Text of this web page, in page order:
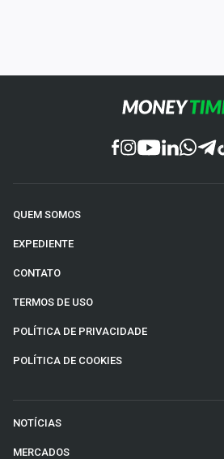
QUEM SOMOS
EXPEDIENTE
CONTATO
TERMOS DE USO
POLÍTICA DE PRIVACIDADE
POLÍTICA DE COOKIES
NOTÍCIAS
MERCADOS